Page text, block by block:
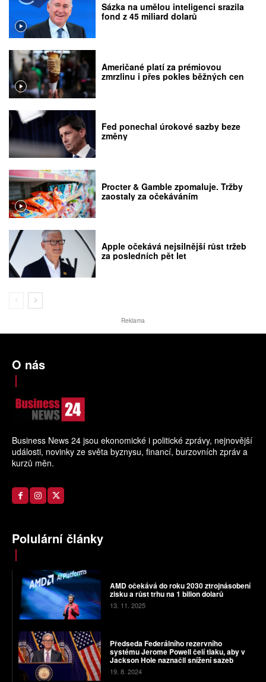
Sázka na umělou inteligenci srazila
fond z 45 miliard dolarů
Američané platí za prémiovou
zmrzlinu i přes pokles běžných cen
Fed ponechal úrokové sazby beze
změny
Procter & Gamble zpomaluje. Tržby
zaostaly za očekáváním
Apple očekává nejsilnější růst tržeb
za posledních pět let
Reklama
O nás
Business News 24 jsou ekonomické i politické zprávy, nejnovější
události, novinky ze světa byznysu, financí, burzovních zpráv a
kurzů měn.
Polulární články
AMD očekává do roku 2030 ztrojnásobení
zisku a růst trhu na 1 bilion dolarů
13. 11. 2025
Předseda Federálního rezervního
systému Jerome Powell čelí tlaku, aby v
Jackson Hole naznačil snížení sazeb
19. 8. 2024